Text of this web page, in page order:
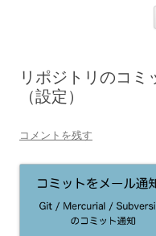
リポジトリのコ
（設定）
コメントを残す